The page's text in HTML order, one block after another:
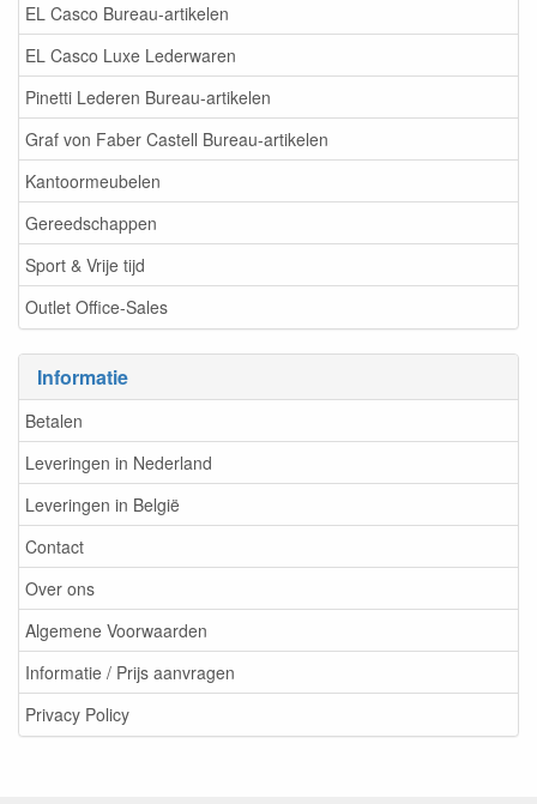
EL Casco Bureau-artikelen
EL Casco Luxe Lederwaren
Pinetti Lederen Bureau-artikelen
Graf von Faber Castell Bureau-artikelen
Kantoormeubelen
Gereedschappen
Sport & Vrije tijd
Outlet Office-Sales
Informatie
Betalen
Leveringen in Nederland
Leveringen in België
Contact
Over ons
Algemene Voorwaarden
Informatie / Prijs aanvragen
Privacy Policy